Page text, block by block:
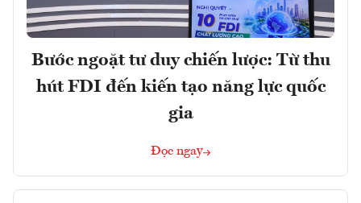
Bước ngoặt tư duy chiến lược: Từ thu
hút FDI đến kiến tạo năng lực quốc
gia
Đọc ngay